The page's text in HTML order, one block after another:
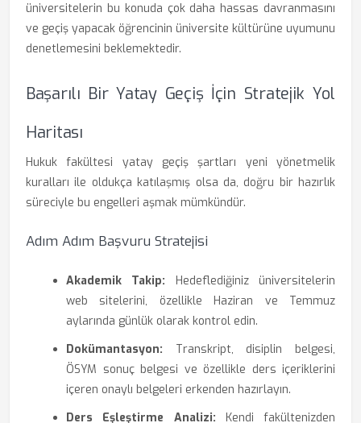
üniversitelerin bu konuda çok daha hassas davranmasını
ve geçiş yapacak öğrencinin üniversite kültürüne uyumunu
denetlemesini beklemektedir.
Başarılı Bir Yatay Geçiş İçin Stratejik Yol
Haritası
Hukuk fakültesi yatay geçiş şartları yeni yönetmelik
kuralları ile oldukça katılaşmış olsa da, doğru bir hazırlık
süreciyle bu engelleri aşmak mümkündür.
Adım Adım Başvuru Stratejisi
Akademik Takip: Hedeflediğiniz üniversitelerin
web sitelerini, özellikle Haziran ve Temmuz
aylarında günlük olarak kontrol edin.
Dokümantasyon: Transkript, disiplin belgesi,
ÖSYM sonuç belgesi ve özellikle ders içeriklerini
içeren onaylı belgeleri erkenden hazırlayın.
Ders Eşleştirme Analizi: Kendi fakültenizden